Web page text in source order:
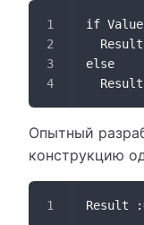
if
else
Опытный
конструкцию
Result